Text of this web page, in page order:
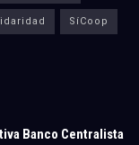
SíCoop
Banco Centralista